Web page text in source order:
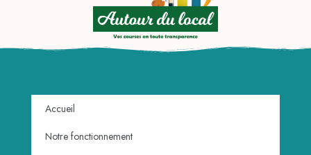
Accueil
Notre fonctionnement